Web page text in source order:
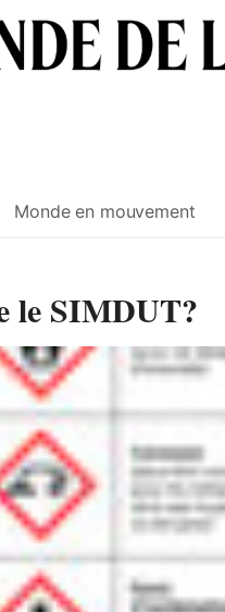
Monde en mouvement
le SIMDUT?